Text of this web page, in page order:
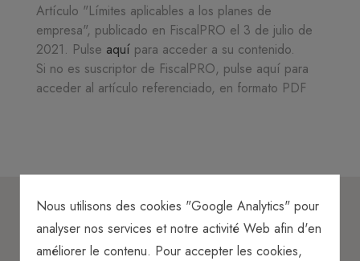
Artículo "Límites aplicables a los planes de
empresa", publicado en FiscalPRO el 3 de julio de
2021. Pulse aquípara acceder a su contenido.
Si no es suscriptor de FiscalPRO, pulse aquí para
acceder al artículo referenciado, en formato PDF
Nouvelles connexes | Fiscal
Nous utilisons des cookies "Google Analytics" pour
analyser nos services et notre activité Web afin d'en
améliorer le contenu. Pour accepter les cookies,